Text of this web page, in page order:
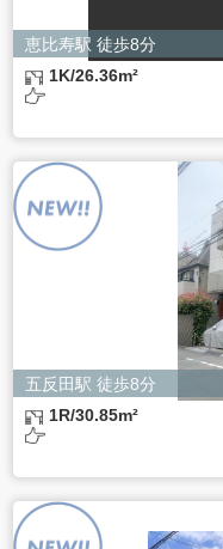
恵比寿駅 徒歩8分
1K/26.36m²
五反田駅 徒歩8分
1R/30.85m²